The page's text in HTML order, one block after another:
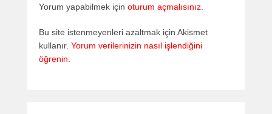
Yorum yapabilmek için oturum açmalısınız
Bu site istenmeyenleri azaltmak için Akismet
kullanır. Yorum verilerinizin nasıl işlendiğini
öğrenin.